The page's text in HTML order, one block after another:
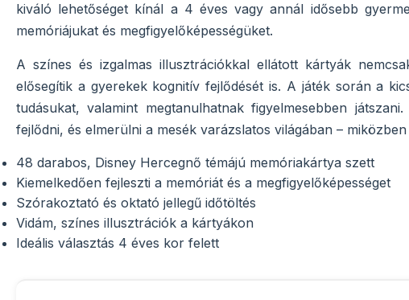
kiváló lehetőséget kínál a 4 éves vagy annál idősebb
memóriájukat és megfigyelőképességüket.
A színes és izgalmas illusztrációkkal ellátott kártyák
elősegítik a gyerekek kognitív fejlődését is. A játék során a
tudásukat, valamint megtanulhatnak figyelmesebben
fejlődni, és elmerülni a mesék varázslatos világában –
48 darabos, Disney Hercegnő témájú memóriakártya szett
Kiemelkedően fejleszti a memóriát és a megfigyelőképességet
Szórakoztató és oktató jellegű időtöltés
Vidám, színes illusztrációk a kártyákon
Ideális választás 4 éves kor felett